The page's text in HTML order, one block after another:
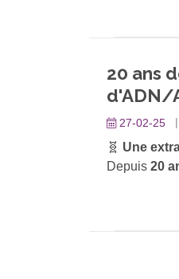
20 ans
d'ADN/
27-02-25
🧬 Une
Depuis20